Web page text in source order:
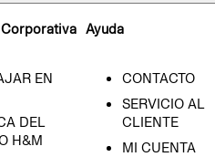
EN
DEL
H&M
Ayuda
CONTACTO
SERVICIO AL
CLIENTE
MI CUENTA